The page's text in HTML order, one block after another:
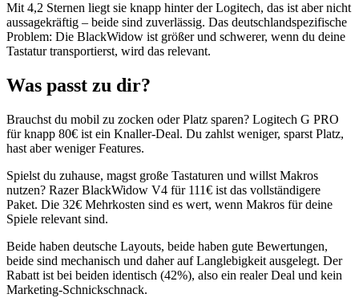
Mit 4,2 Sternen liegt sie knapp hinter der Logitech, das ist aber nicht
aussagekräftig – beide sind zuverlässig. Das deutschlandspezifische
Problem: Die BlackWidow ist größer und schwerer, wenn du deine
Tastatur transportierst, wird das relevant.
Was passt zu dir?
Brauchst du mobil zu zocken oder Platz sparen? Logitech G PRO
für knapp 80€ ist ein Knaller-Deal. Du zahlst weniger, sparst Platz,
hast aber weniger Features.
Spielst du zuhause, magst große Tastaturen und willst Makros
nutzen? Razer BlackWidow V4 für 111€ ist das vollständigere
Paket. Die 32€ Mehrkosten sind es wert, wenn Makros für deine
Spiele relevant sind.
Beide haben deutsche Layouts, beide haben gute Bewertungen,
beide sind mechanisch und daher auf Langlebigkeit ausgelegt. Der
Rabatt ist bei beiden identisch (42%), also ein realer Deal und kein
Marketing-Schnickschnack.